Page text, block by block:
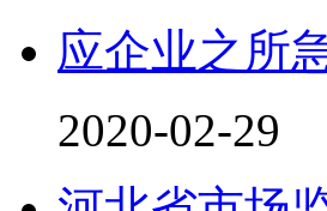
应企业之所
2020-02-29